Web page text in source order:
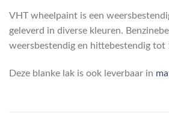
VHT wheelpaint is een
geleverd in diverse kleuren.
weersbestendig en hittebestendig tot
Deze blanke lak is ook leverbaar in